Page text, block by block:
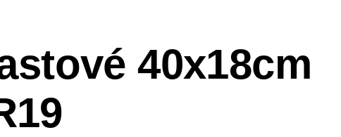
40x18cm